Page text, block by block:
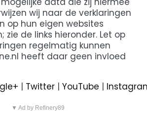
wij naar de verklaringen
op hun eigen websites
zie de links hieronder. Let op
regelmatig kunnen
heeft daar geen invloed
| Twitter | YouTube |
▼ Ad by Refinery89